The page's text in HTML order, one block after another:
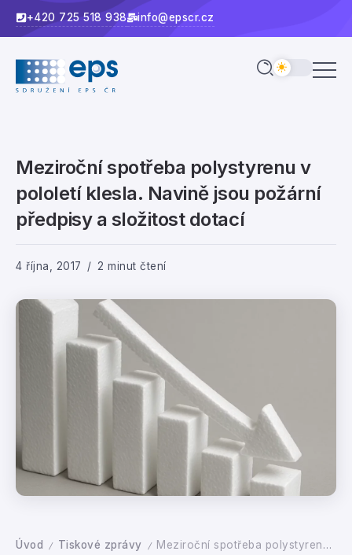
+420 725 518 938 info@epscr.cz
Meziroční spotřeba polystyrenu v
pololetí klesla. Navině jsou požární
předpisy a složitost dotací
4 října, 2017 2 minut čtení
Úvod / Tiskové zprávy / Meziroční spotřeba polystyrenu v pololetí klesla. Navině jsou požární předpisy a složitost dotací